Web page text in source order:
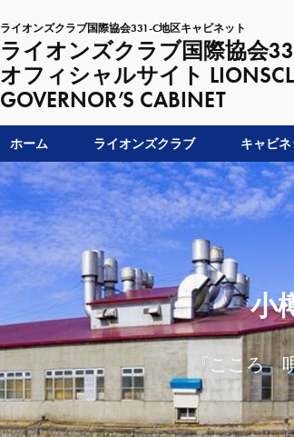
ライオンズクラブ国際協会331-C地区キャビネット
ライオンズクラブ国際協会
オフィシャルサイト
GOVERNOR’S CABINET
ホーム ライオンズクラブ キャビ
小
『こころ